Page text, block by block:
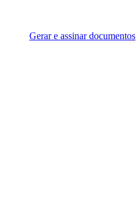
Gerar e assinar documentos